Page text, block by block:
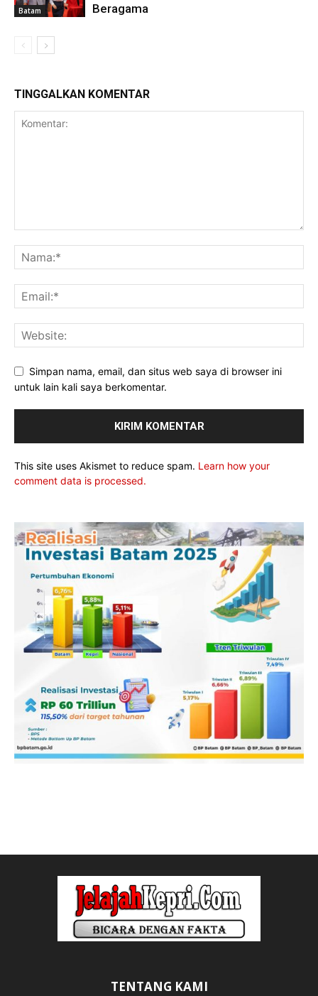
Batam
Beragama
TINGGALKAN KOMENTAR
Simpan nama, email, dan situs web saya di browser ini
untuk lain kali saya berkomentar.
This site uses Akismet to reduce spam. Learn how your
comment data is processed.
TENTANG KAMI